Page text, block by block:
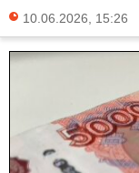
10.06.2026, 15:26